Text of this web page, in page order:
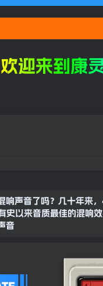
灵博客 -
响声音了吗？几十年来
史以来音质最佳的混响
音原生地引入你的混音